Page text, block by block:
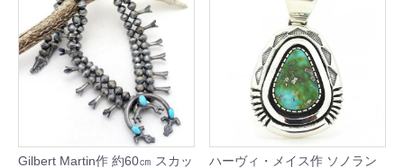
Gilbert Martin作 約60㎝ スカッ
ハーヴィ・メイス作 ソノラン